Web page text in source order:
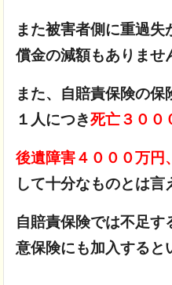
また被害者側に重過
償金の減額もありませ
また、自賠責保険の
１人につき死亡３００
後遺障害４０００万円
して十分なものとは言
自賠責保険では不足
意保険にも加入すると